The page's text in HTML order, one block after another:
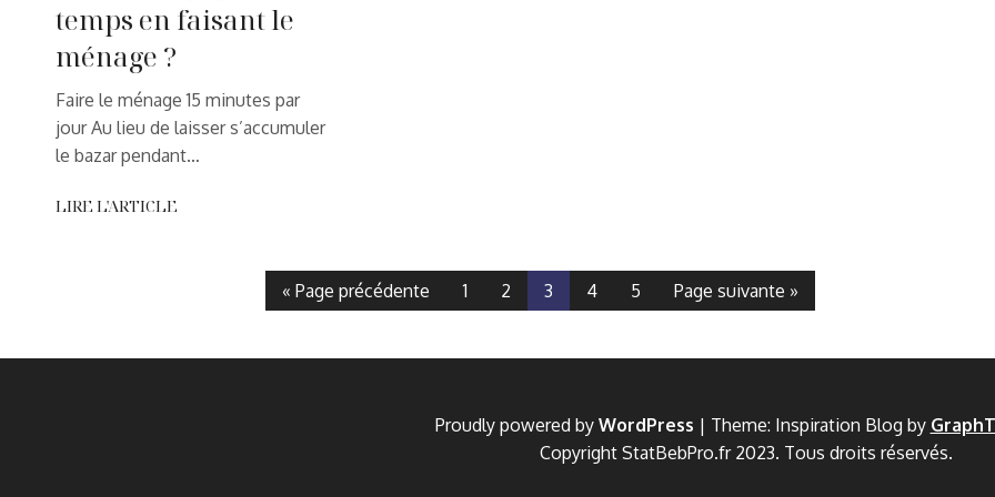
temps en faisant le
ménage ?
Faire le ménage 15 minutes par
jour Au lieu de laisser s’accumuler
le bazar pendant…
LIRE L'ARTICLE
« Page précédente 1 2 3 4 5 Page suivante »
Proudly powered by WordPress | Theme: Inspiration Blog by
Copyright StatBebPro.fr 2023. Tous droits réservés.